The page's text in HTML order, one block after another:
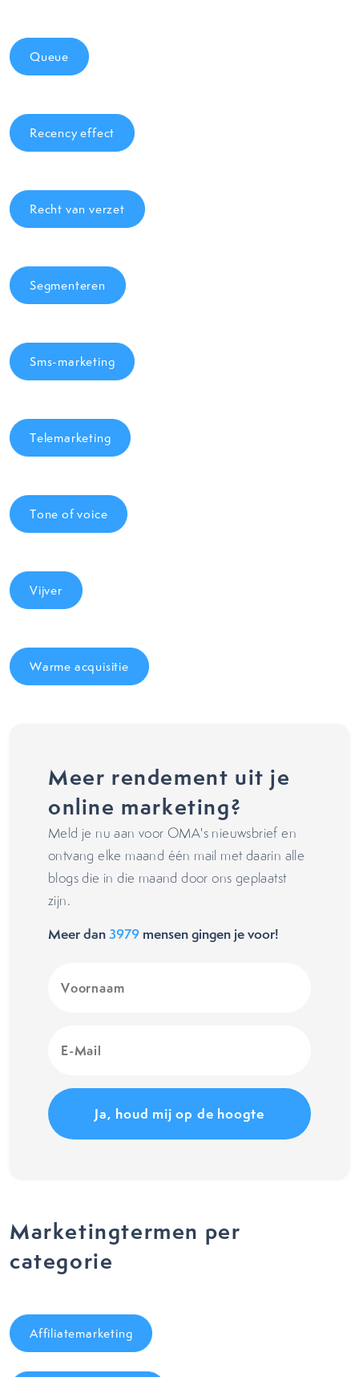
Queue
Recency effect
Recht van verzet
Segmenteren
Sms-marketing
Telemarketing
Tone of voice
Vijver
Warme acquisitie
Meer rendement uit je
online marketing?
Meld je nu aan voor OMA's nieuwsbrief en
ontvang elke maand één mail met daarin alle
blogs die in die maand door ons geplaatst
zijn.
Meer dan3979 mensen gingen je voor!
(Vereist)
Mail
Marketingtermen per
categorie
Affiliatemarketing